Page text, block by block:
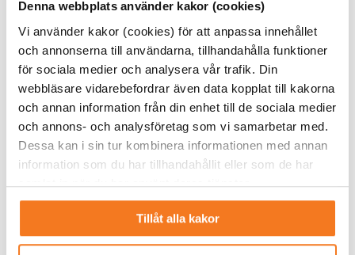
Denna webbplats använder kakor (cookies)
Vi använder kakor (cookies) för att anpassa innehållet
och annonserna till användarna, tillhandahålla funktioner
för sociala medier och analysera vår trafik. Din
webbläsare vidarebefordrar även data kopplat till kakorna
och annan information från din enhet till de sociala medier
och annons- och analysföretag som vi samarbetar med.
Dessa kan i sin tur kombinera informationen med annan
information som du har tillhandahållit eller som de har
samlat in när du har använt deras tjänster.
Tillåt alla kakor
åren.
Höj blicken och tänk nytt